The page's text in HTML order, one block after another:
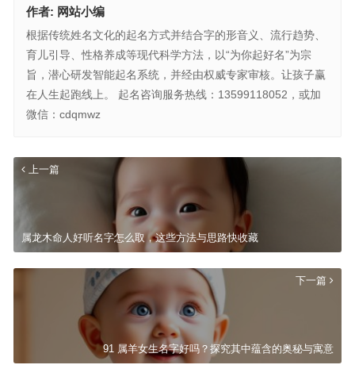
作者: 网站小编
根据传统姓名文化的起名方式并结合字的形音义、流行趋势、
育儿引导、性格养成等现代科学方法，以“为你起好名”为宗
旨，潜心研发智能起名系统，并经由权威专家审核。让孩子赢
在人生起跑线上。 起名咨询服务热线：13599118052，或加
微信：cdqmwz
上一篇
属龙木命人好听名字怎么取，这些方法与思路快收藏
下一篇
91 属羊女生名字好吗？探究其中蕴含的奥秘与寓意